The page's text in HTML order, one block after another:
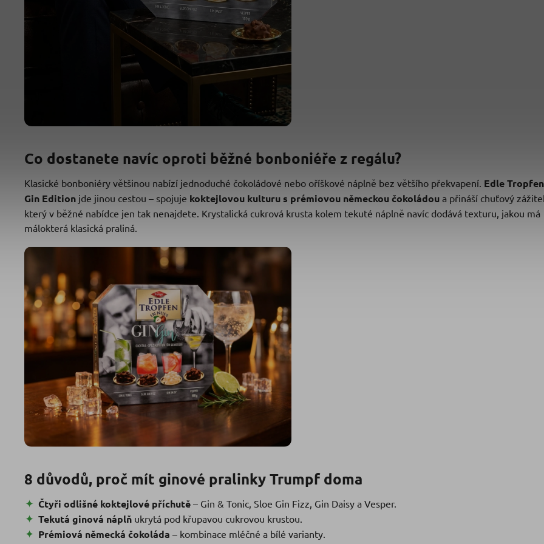
Co dostanete navíc oproti běžné bonboniéře z regálu?
Klasické bonboniéry většinou nabízí jednoduché čokoládové nebo oříškové náplně bez většího překvapení. Edle Tropfen
Gin Edition jde jinou cestou – spojuje koktejlovou kulturu s prémiovou německou čokoládou a přináší chuťový
který v běžné nabídce jen tak nenajdete. Krystalická cukrová krusta kolem tekuté náplně navíc dodává texturu, jakou má
málokterá klasická praliná.
8 důvodů, proč mít ginové pralinky Trumpf doma
Čtyři odlišné koktejlové příchutě– Gin & Tonic, Sloe Gin Fizz, Gin Daisy a Vesper.
Tekutá ginová náplňukrytá pod křupavou cukrovou krustou.
Prémiová německá čokoláda – kombinace mléčné a bílé varianty.